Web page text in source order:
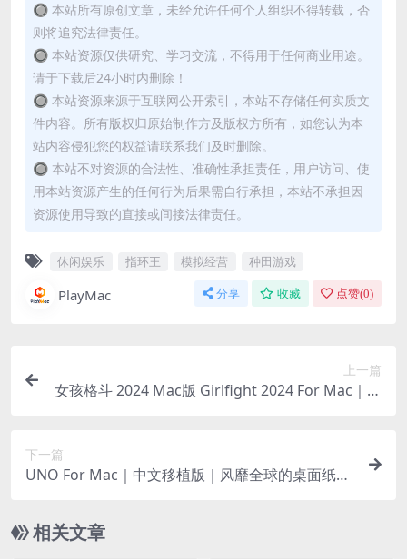
🔘 本站所有原创文章，未经允许任何个人组织不得转载，否
则将追究法律责任。
🔘 本站资源仅供研究、学习交流，不得用于任何商业用途。
请于下载后24小时内删除！
🔘 本站资源来源于互联网公开索引，本站不存储任何实质文
件内容。所有版权归原始制作方及版权方所有，如您认为本
站内容侵犯您的权益请联系我们及时删除。
🔘 本站不对资源的合法性、准确性承担责任，用户访问、使
用本站资源产生的任何行为后果需自行承担，本站不承担因
资源使用导致的直接或间接法律责任。
休闲娱乐 指环王 模拟经营 种田游戏
PlayMac 分享 收藏 点赞(0)
上一篇
女孩格斗 2024 Mac版 Girlfight 2024 For Mac｜英
下一篇
UNO For Mac｜中文移植版｜风靡全球的桌面纸牌
相关文章